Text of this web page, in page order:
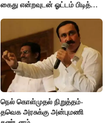
கைது என்றவுடன் ஓட்டம் பிடித்த
நெல் கொள்முதல் நிறுத்தம்-
தவெக அரசுக்கு அன்புமணி